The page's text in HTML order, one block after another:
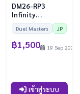
DM26-RP3
Infinity
Dispector
Booster Box
Duel Masters JP
฿1,500 19 Sep 2026
เข้าสู่ระบบ